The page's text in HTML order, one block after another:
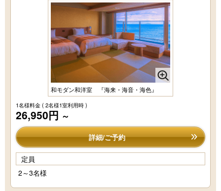
和モダン和洋室 『海来・海音・海色』
1名様料金( 2名様1室利用時 )
26,950円 ～
詳細/ご予約
定員
2～3名様